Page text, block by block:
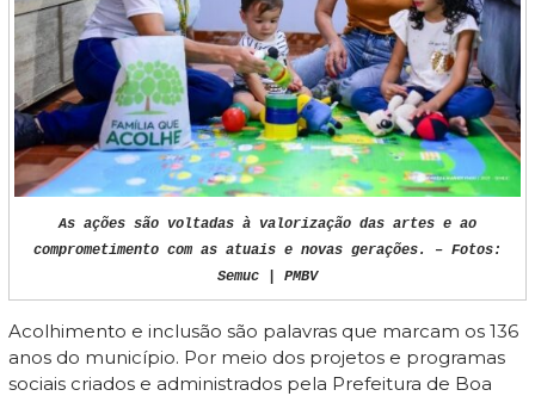
As ações são voltadas à valorização das artes e ao
comprometimento com as atuais e novas gerações. – Fotos:
Semuc | PMBV
Acolhimento e inclusão são palavras que marcam os 136
anos do município. Por meio dos projetos e programas
sociais criados e administrados pela Prefeitura de Boa